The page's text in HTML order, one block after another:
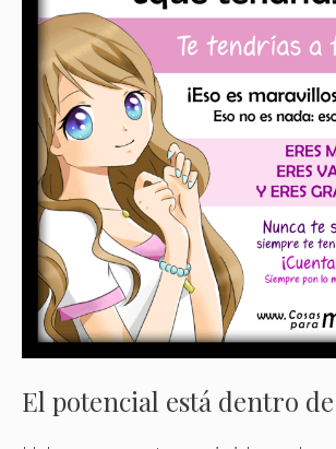
El potencial está dentro